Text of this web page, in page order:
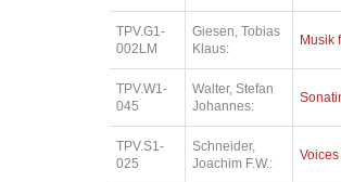
TPV.G1-
002LM
Giesen, Tobias
Klaus:
Musik
TPV.W1-
045
Walter, Stefan
Johannes:
TPV.S1-
025
Schneider,
Joachim F.W.: